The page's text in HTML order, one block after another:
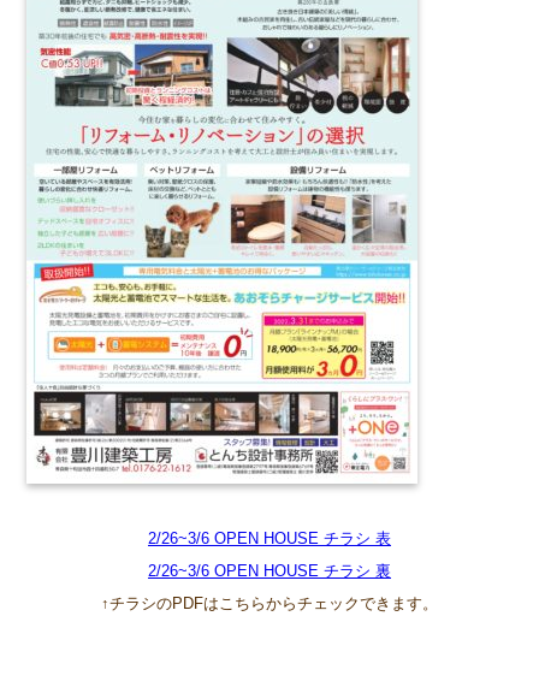
2/26~3/6 OPEN HOUSE チラシ 表
2/26~3/6 OPEN HOUSE チラシ 裏
↑チラシのPDFはこちらからチェックできます。